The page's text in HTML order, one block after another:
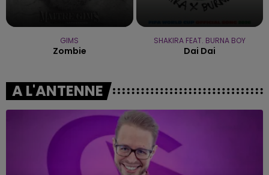
GIMS
Zombie
SHAKIRA FEAT. BURNA BOY
Dai Dai
A L'ANTENNE